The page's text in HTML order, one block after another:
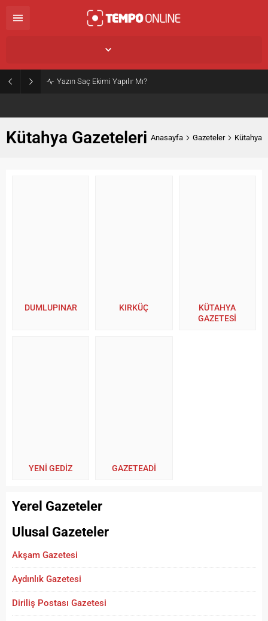
Yazın Saç Ekimi Yapılır Mı?
Kütahya Gazeteleri Anasayfa Gazeteler Kütahya
DUMLUPINAR KIRKÜÇ
KÜTAHYA
GAZETESİ
YENİ GEDİZ GAZETEADI
Yerel Gazeteler
Ulusal Gazeteler
Akşam Gazetesi
Aydınlık Gazetesi
Diriliş Postası Gazetesi